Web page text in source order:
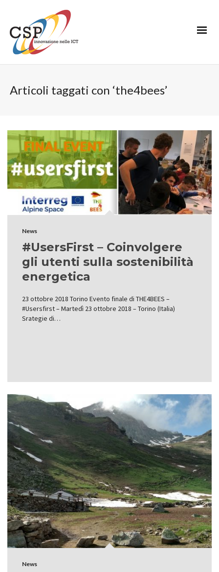
Articoli taggati con ‘the4bees’
News
#UsersFirst – Coinvolgere
gli utenti sulla sostenibilità
energetica
23 ottobre 2018 Torino Evento finale di THE4BEES –
#Usersfirst – Martedì 23 ottobre 2018 – Torino (Italia)
Srategie di…
News